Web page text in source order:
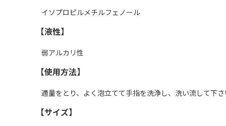
イソプロピルメチルフェノール
【液性】
弱アルカリ性
【使用方法】
適量をとり、よく泡立てて手指を洗浄し、洗い流して下
【サイズ】